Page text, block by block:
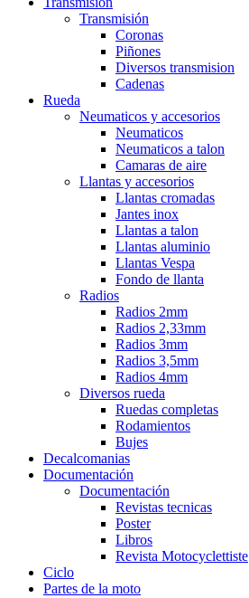
Transmisión
Coronas
Piñones
Diversos transmision
Cadenas
Rueda
Neumaticos y accesorios
Neumaticos
Neumaticos a talon
Camaras de aire
Llantas y accesorios
Llantas cromadas
Jantes inox
Llantas a talon
Llantas aluminio
Llantas Vespa
Fondo de llanta
Radios
Radios 2mm
Radios 2,33mm
Radios 3mm
Radios 3,5mm
Radios 4mm
Diversos rueda
Ruedas completas
Rodamientos
Bujes
Decalcomanias
Documentación
Documentación
Revistas tecnicas
Poster
Libros
Revista Motocyclettiste
Ciclo
Partes de la moto